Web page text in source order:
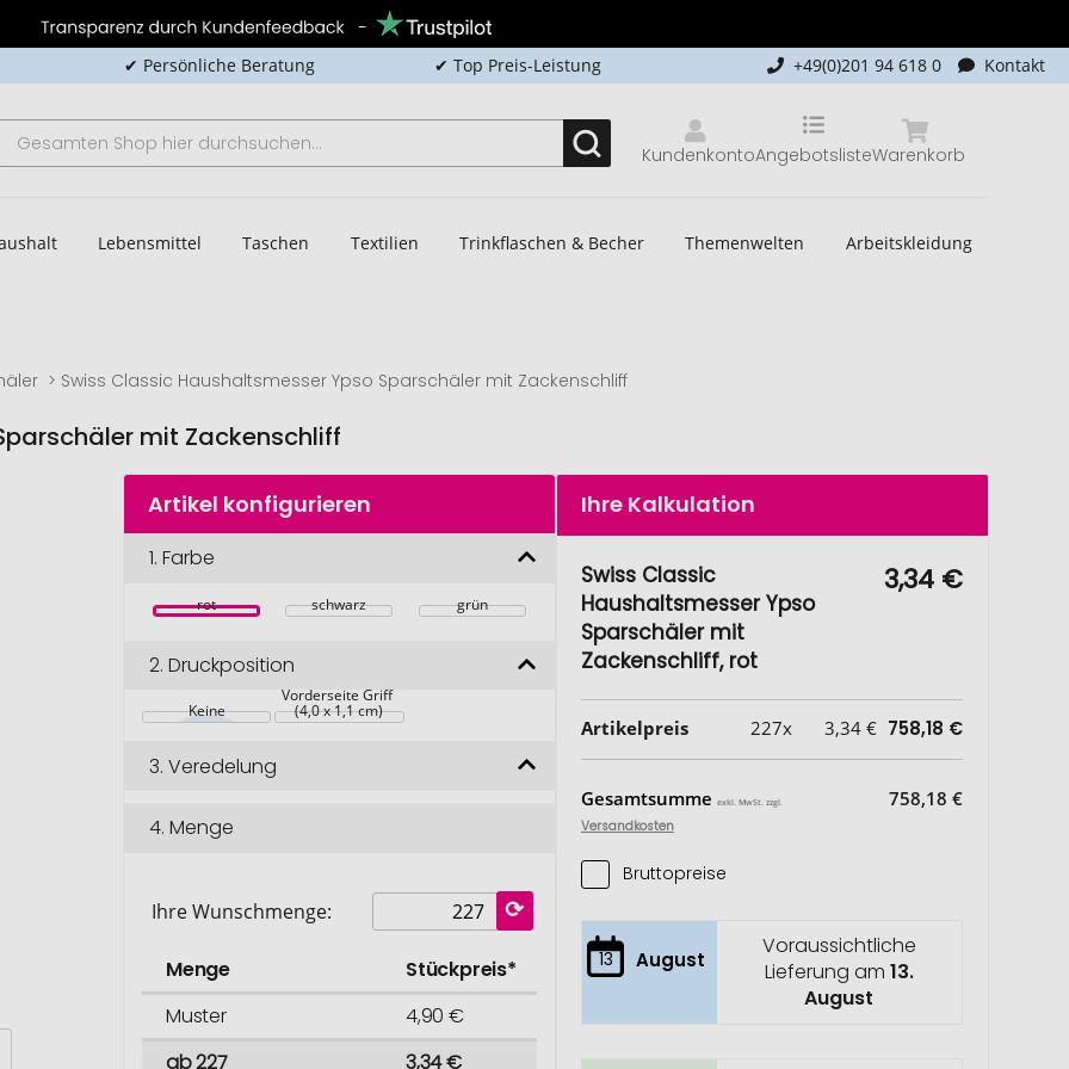
✔ Persönliche Beratung ✔ Top Preis-Leistung +49(0)201 94 618 0 Kontakt
Kundenkonto Warenkorb
Angebotsliste
Lebensmittel Taschen Textilien Trinkflaschen & Becher Themenwelten Arbeitskleidung
Swiss Classic Haushaltsmesser Ypso Sparschäler mit Zackenschliff
mit Zackenschliff
Artikel konfigurieren
1.Farbe
rot schwarz grün
2.Druckposition
Keine
Vorderseite Griff
(4,0 x 1,1 cm)
3.Veredelung
4.Menge
Ihre Wunschmenge:
Menge
Stückpreis*
Muster
4,90 €
ab 227
3,34 €
Ihre Kalkulation
Swiss Classic
Haushaltsmesser Ypso
Sparschäler mit
Zackenschliff, rot
3,34 €
Artikelpreis 227x 3,34 € 758,18 €
Gesamtsumme exkl. MwSt. zzgl.
Versandkosten
758,18 €
Bruttopreise
13 August
Voraussichtliche
Lieferung am 13.
August